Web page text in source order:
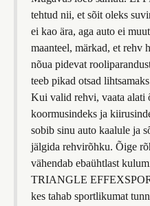
tehtud nii, et sõit oleks
ei kao ära, aga auto ei
maanteel, märkad, et rehv
nõua pidevat
teeb pikad otsad
Kui valid rehvi, vaata alati
koormusindeks ja
sobib sinu auto kaalule ja
jälgida rehvirõhku. Õige
vähendab ebaühtlast
TRIANGLE
kes tahab sportlikumat